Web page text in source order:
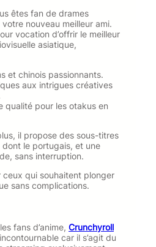
êtes fan de drames
votre nouveau meilleur ami.
vocation d’offrir le meilleur
asiatique,
et chinois passionnants.
aux intrigues créatives
qualité pour les otakus en
il propose des sous-titres
dont le portugais, et une
sans interruption.
ceux qui souhaitent plonger
sans complications.
fans d’anime, Crunchyroll
car il s’agit du